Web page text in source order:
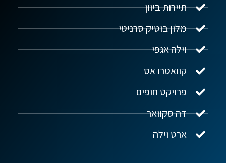
תיירות ביוון
מלון בוטיק סרניטי
וילה אגפי
קוואטרו אס
פרויקט חופים
דה סקוואר
ארט וילה
נדל"ן ביוון G.R.E
שלום! איך אפשר לעזור?